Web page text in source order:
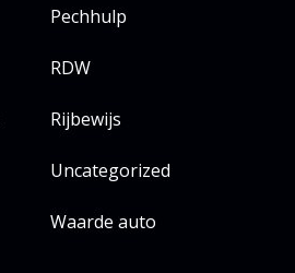
Pechhulp
RDW
Rijbewijs
Uncategorized
Waarde auto